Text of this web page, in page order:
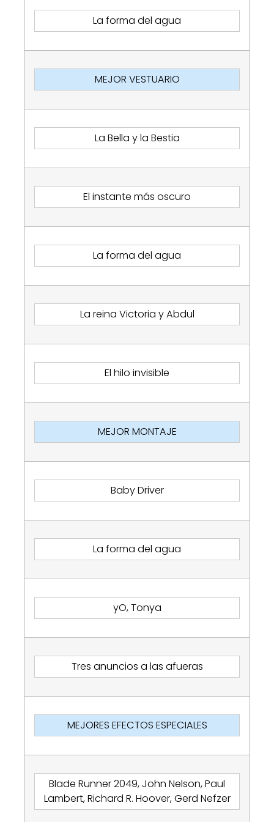
La forma del agua
MEJOR VESTUARIO
La Bella y la Bestia
El instante más oscuro
La forma del agua
La reina Victoria y Abdul
El hilo invisible
MEJOR MONTAJE
Baby Driver
La forma del agua
yO, Tonya
Tres anuncios a las afueras
MEJORES EFECTOS ESPECIALES
Blade Runner 2049, John Nelson, Paul
Lambert, Richard R. Hoover, Gerd Nefzer